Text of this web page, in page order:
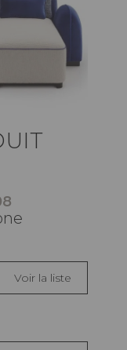
Voir la liste